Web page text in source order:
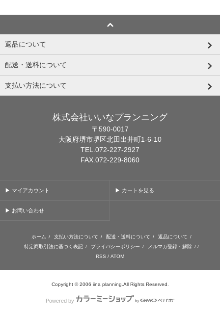
返品について
配送・送料について
支払い方法について
株式会社いいなプランニング
〒590-0017
大阪府堺市堺区北田出井町1-6-10
TEL.072-227-2927
FAX.072-229-8060
▶ マイアカウント ▶ カートを見る
▶ お問い合わせ
ホーム / 支払い方法について / 配送・送料について / 返品について /
特定商取引法に基づく表記 / プライバシーポリシー / メルマガ登録・解除 / /
RSS / ATOM
Copyright © 2006 iina planning.All Rights Reserved.
Powered by